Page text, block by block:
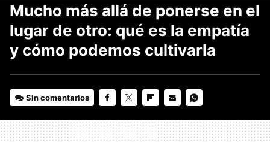
Mucho más allá de ponerse en el
lugar de otro: qué es la empatía
y cómo podemos cultivarla
Sin comentarios
MAIL